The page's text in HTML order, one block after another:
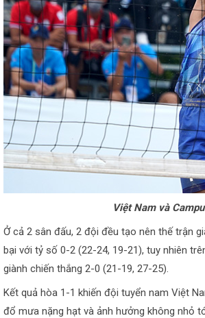
Việt Nam và
Ở cả 2 sân đấu, 2 đội đều tạo nên thế trận
bại với tỷ số 0-2 (22-24, 19-21), tuy nhiên
giành chiến thắng 2-0 (21-19, 27-25).
Kết quả hòa 1-1 khiến đội tuyển nam Việt
đổ mưa nặng hạt và ảnh hưởng không nhỏ